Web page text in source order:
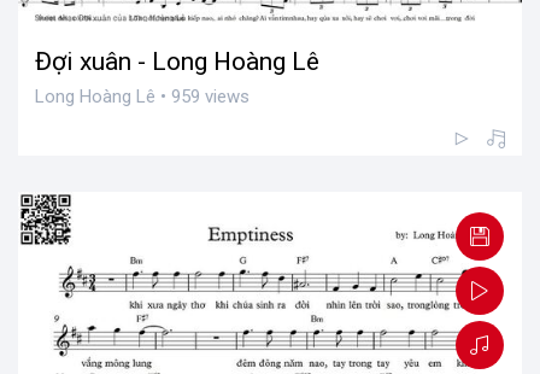
Đợi xuân - Long Hoàng Lê
Long Hoàng Lê • 959 views